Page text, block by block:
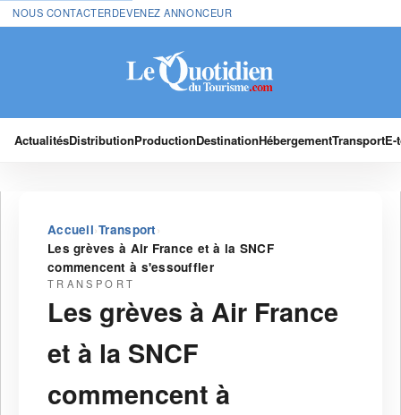
NOUS CONTACTERDEVENEZ ANNONCEUR
ActualitésDistributionProductionDestinationHébergementTransport
Accueil›Transport ›
Les grèves à Air France et à la SNCF
commencent à s'essouffler
TRANSPORT
Les grèves à Air France
et à la SNCF
commencent à